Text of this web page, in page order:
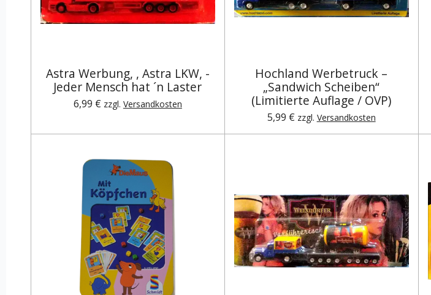
Astra Werbung, , Astra LKW, -
Jeder Mensch hat ´n Laster
6,99 € zzgl. Versandkosten
Hochland Werbetruck –
„Sandwich Scheiben“
(Limitierte Auflage / OVP)
5,99 € zzgl. Versandkosten